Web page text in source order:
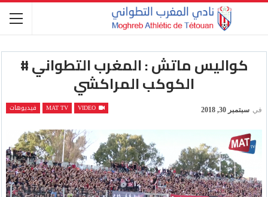
كواليس ماتش : المغرب التطواني #
الكوكب المراكشي
MAT TV فيديوهات في سبتمبر 30, 2018